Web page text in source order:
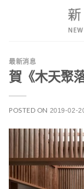
最新消息
賀《木天聚
POSTED ON 2019-02-